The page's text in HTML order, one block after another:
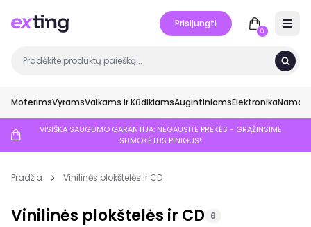
Prisijungti
0
MoterimsVyramsVaikams ir KūdikiamsAugintiniamsElektronikaNamai
VISIŠKA SAUGUMO GARANTIJA: NEGAUSITE PREKĖS - GRĄŽINSIME
SUMOKĖTUS PINIGUS!
Pradžia Vinilinės plokštelės ir CD
Vinilinės plokštelės ir CD 6